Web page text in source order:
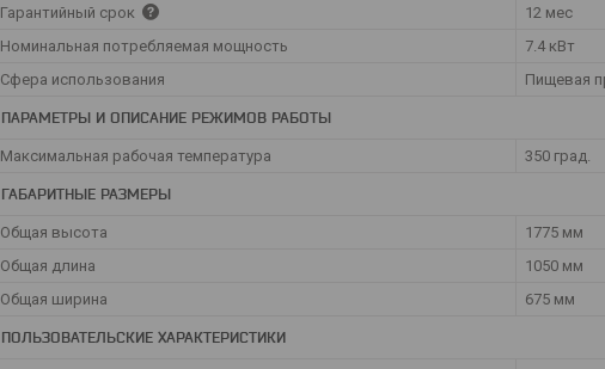
Гарантийный срок
12 мес
Номинальная потребляемая мощность
7.4 кВт
Сфера использования
Пищевая
ПАРАМЕТРЫ И ОПИСАНИЕ РЕЖИМОВ РАБОТЫ
Максимальная рабочая температура 350 град.
ГАБАРИТНЫЕ РАЗМЕРЫ
Общая высота
1775 мм
Общая длина
1050 мм
Общая ширина
675 мм
ПОЛЬЗОВАТЕЛЬСКИЕ ХАРАКТЕРИСТИКИ